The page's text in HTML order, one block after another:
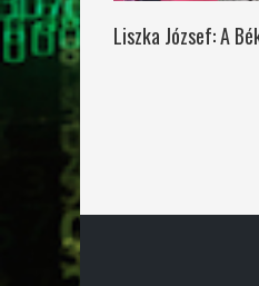
Liszka József: A